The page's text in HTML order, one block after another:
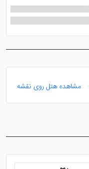
هتل محبوب
با فضای زیبای
و در اختیار
نگرانی از نظر
شده است؟
آبی و یا امکانات
مشاهده هتل روی نقشه